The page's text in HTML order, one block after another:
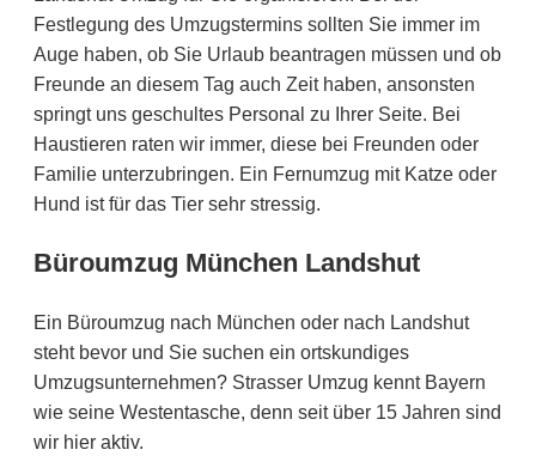
Festlegung des Umzugstermins sollten Sie immer im
Auge haben, ob Sie Urlaub beantragen müssen und ob
Freunde an diesem Tag auch Zeit haben, ansonsten
springt uns geschultes Personal zu Ihrer Seite. Bei
Haustieren raten wir immer, diese bei Freunden oder
Familie unterzubringen. Ein Fernumzug mit Katze oder
Hund ist für das Tier sehr stressig.
Büroumzug München Landshut
Ein Büroumzug nach München oder nach Landshut
steht bevor und Sie suchen ein ortskundiges
Umzugsunternehmen? Strasser Umzug kennt Bayern
wie seine Westentasche, denn seit über 15 Jahren sind
wir hier aktiv.